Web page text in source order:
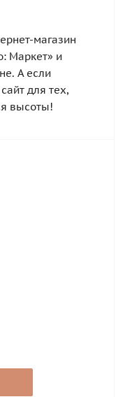
магазин
Маркет» и
А если
для тех,
высоты!